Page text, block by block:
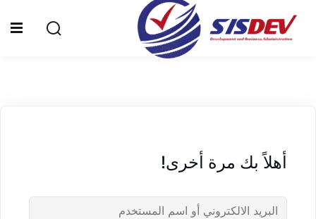
الشهادات
أهلاً بك مرة أخرى!
Sign in